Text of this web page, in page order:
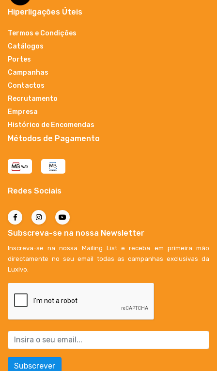
Hiperligações Úteis
Termos e Condições
Catálogos
Portes
Campanhas
Contactos
Recrutamento
Empresa
Histórico de Encomendas
Métodos de Pagamento
Redes Sociais
Subscreva-se na nossa Newsletter
Inscreva-se na nossa Mailing List e receba em primeira mão
directamente no seu email todas as campanhas exclusivas da
Luxivo.
Subscrever